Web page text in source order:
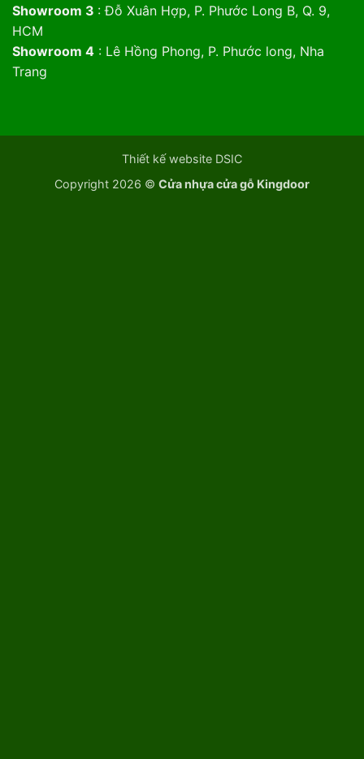
Showroom 3 : Đỗ Xuân Hợp, P. Phước Long B, Q. 9,
HCM
Showroom 4: Lê Hồng Phong, P. Phước long, Nha
Trang
Thiết kế website DSIC
Copyright 2026 © Cửa nhựa cửa gỗ Kingdoor